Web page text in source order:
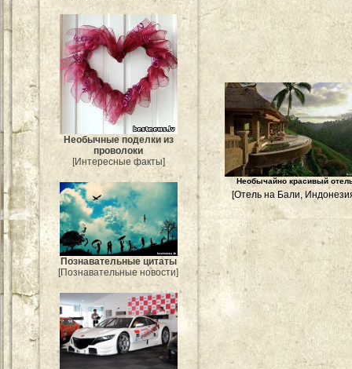
Необычные поделки из
проволоки
[Интересные факты]
Познавательные цитаты
[Познавательные новости]
Необычайно красивый
[Отель на Бали,